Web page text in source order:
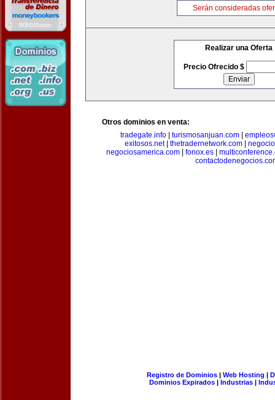
Serán consideradas
Realizar una Oferta
Precio Ofrecido $
Otros dominios en venta:
tradegate.info| turismosanjuan.com|
exitosos.net| thetradernetwork.com|
negociosamerica.com| fonox.es|
Registro de Dominios| Web Hosting |
Dominios Expirados | Industrias |